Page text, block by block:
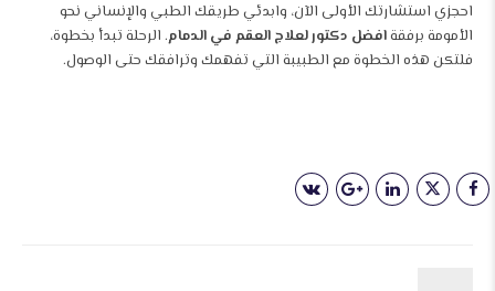
احجزي استشارتك الأولى الآن، وابدئي طريقك الطبي والإنساني نحو
الأمومة برفقةافضل دكتور لعلاج العقم في الدمام. الرحلة تبدأ بخطوة،
فلتكن هذه الخطوة مع الطبيبة التي تفهمك وترافقك حتى الوصول.